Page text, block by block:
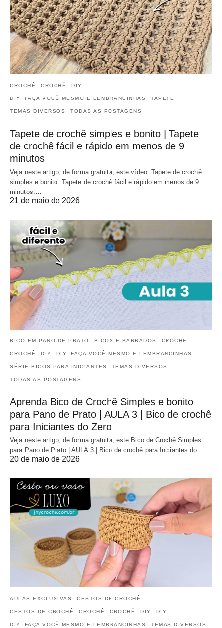
CROCHÊ CROCHÊ DIY
DIY, FAÇA VOCÊ MESMO E LEMBRANCINHAS TAPETE
TEMAS DIVERSOS TODAS AS POSTAGENS
Tapete de crochê simples e bonito | Tapete
de crochê fácil e rápido em menos de 9
minutos
Veja neste artigo, de forma gratuita, este vídeo: Tapete de crochê
simples e bonito. Tapete de crochê fácil e rápido em menos de 9
minutos.…
21 de maio de 2026
BICO EM PANO DE PRATO BICOS E BARRADOS CROCHÊ
CROCHÊ DIY DIY, FAÇA VOCÊ MESMO E LEMBRANCINHAS
SÉRIE BICOS PARA INICIANTES TEMAS DIVERSOS
TODAS AS POSTAGENS
Aprenda Bico de Crochê Simples e bonito
para Pano de Prato | AULA 3 | Bico de crochê
para Iniciantes do Zero
Veja neste artigo, de forma gratuita, este Bico de Crochê Simples
para Pano de Prato | AULA 3 | Bico de crochê para Iniciantes do…
20 de maio de 2026
AULAS EXCLUSIVAS CESTOS DE CROCHÊ
CESTOS DE CROCHÊ CROCHÊ CROCHÊ DIY DIY
DIY, FAÇA VOCÊ MESMO E LEMBRANCINHAS TEMAS DIVERSOS